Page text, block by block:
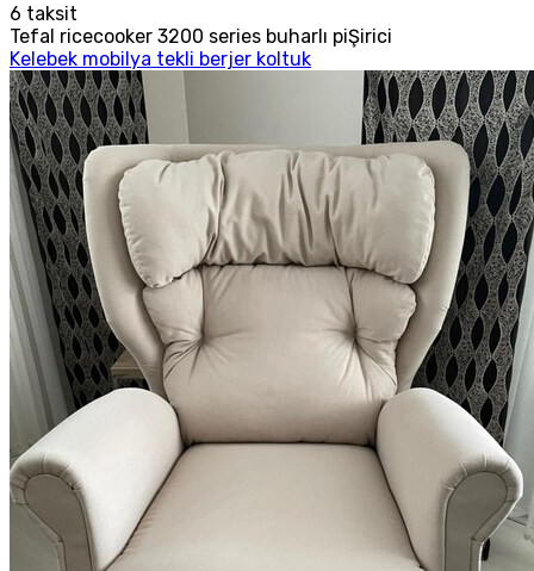
6 taksit
Tefal ricecooker 3200 series buharlı piŞirici
Kelebek mobilya tekli berjer koltuk